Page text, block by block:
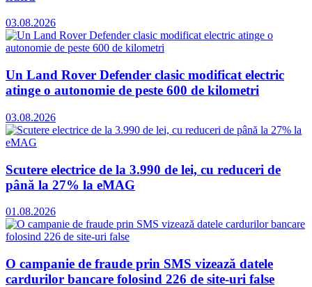
03.08.2026
Un Land Rover Defender clasic modificat electric
atinge o autonomie de peste 600 de kilometri
03.08.2026
Scutere electrice de la 3.990 de lei, cu reduceri de
până la 27% la eMAG
01.08.2026
O campanie de fraude prin SMS vizează datele
cardurilor bancare folosind 226 de site-uri false